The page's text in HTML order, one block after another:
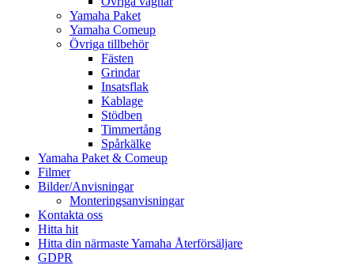
Yamaha Paket
Yamaha Comeup
Övriga tillbehör
Fästen
Grindar
Insatsflak
Kablage
Stödben
Timmertång
Spårkälke
Yamaha Paket & Comeup
Filmer
Bilder/Anvisningar
Monteringsanvisningar
Kontakta oss
Hitta hit
Hitta din närmaste Yamaha Återförsäljare
GDPR